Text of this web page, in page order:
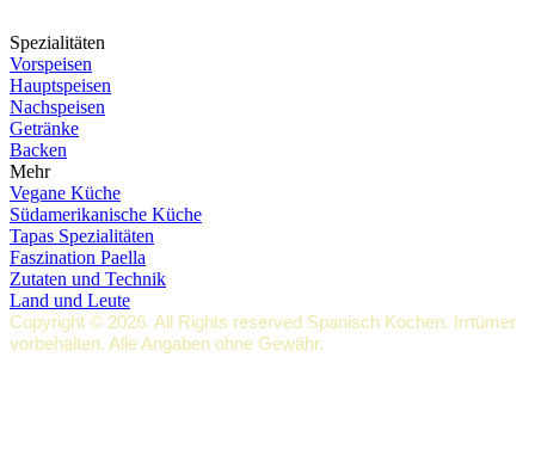
Spezialitäten
Vorspeisen
Hauptspeisen
Nachspeisen
Getränke
Backen
Mehr
Vegane Küche
Südamerikanische Küche
Tapas Spezialitäten
Faszination Paella
Zutaten und Technik
Land und Leute
Copyright © 2026. All Rights reserved Spanisch Kochen. Irrtümer
vorbehalten. Alle Angaben ohne Gewähr.